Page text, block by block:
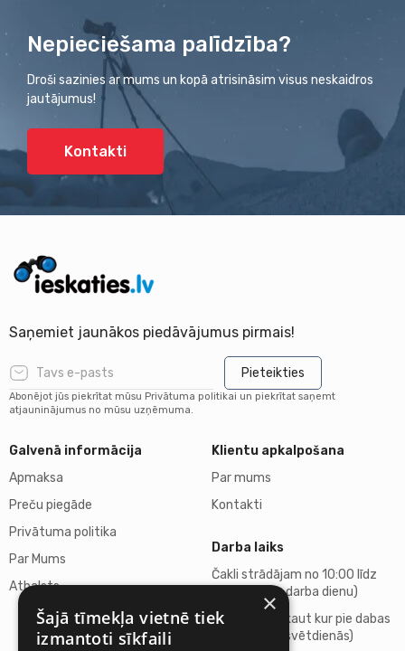
Nepieciešama palīdzība?
Droši sazinies ar mums un kopā atrisināsim visus neskaidros
jautājumus!
Kontakti
Saņemiet jaunākos piedāvājumus pirmais!
Pieteikties
Abonējot jūs piekrītat mūsu Privātuma politikai un piekrītat saņemt
atjauninājumus no mūsu uzņēmuma.
Galvenā informācija
Apmaksa
Preču piegāde
Privātuma politika
Par Mums
Atbalsts
Klientu apkalpošana
Par mums
Kontakti
Darba laiks
Čakli strādājam no 10:00 līdz
18:00 (katru darba dienu)
Atpūšamies kaut kur pie dabas
(sestdienās, svētdienās)
×
Šajā tīmekļa vietnē tiek
izmantoti sīkfaili